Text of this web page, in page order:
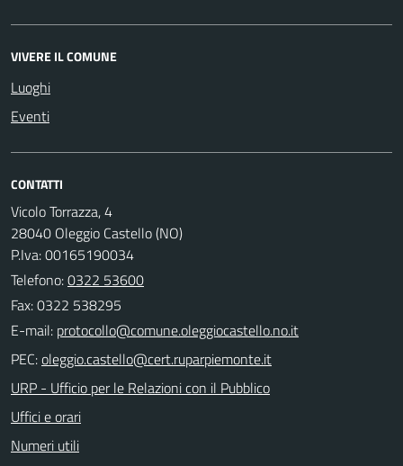
VIVERE IL COMUNE
Luoghi
Eventi
CONTATTI
Vicolo Torrazza, 4
28040 Oleggio Castello (NO)
P.Iva: 00165190034
Telefono:0322 53600
Fax: 0322 538295
E-mail:
PEC:
URP - Ufficio per le Relazioni con il Pubblico
Uffici e orari
Numeri utili